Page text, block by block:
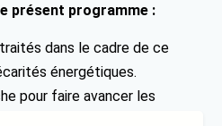
présent programme :
dans le cadre de ce
énergétiques.
pour faire avancer les